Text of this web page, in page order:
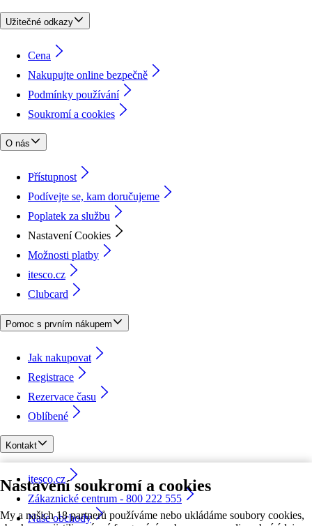
Nastavení soukromí a cookies
My a našich 18 partnerů používáme nebo ukládáme soubory cookies,
Užitečné odkazy
Cena
Nakupujte online bezpečně
Podmínky používání
Soukromí a cookies
O nás
Přístupnost
Podívejte se, kam doručujeme
Poplatek za službu
Nastavení Cookies
Možnosti platby
itesco.cz
Clubcard
Pomoc s prvním nákupem
Jak nakupovat
Registrace
Rezervace času
Oblíbené
Kontakt
itesco.cz
Zákaznické centrum - 800 222 555
Naše obchody